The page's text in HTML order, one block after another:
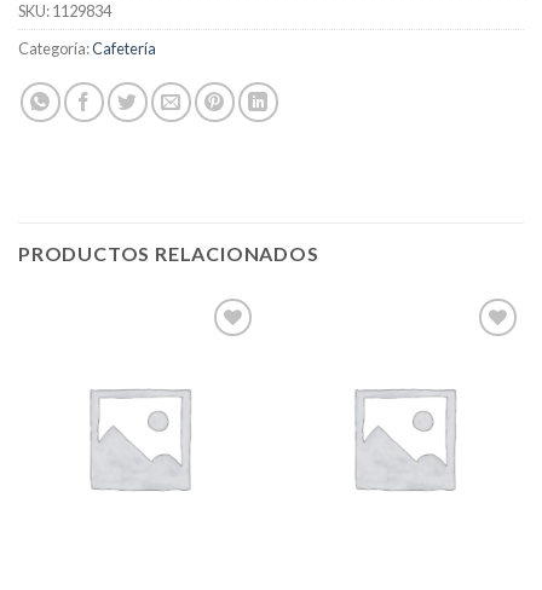
SKU:1129834
Categoría:Cafetería
PRODUCTOS RELACIONADOS